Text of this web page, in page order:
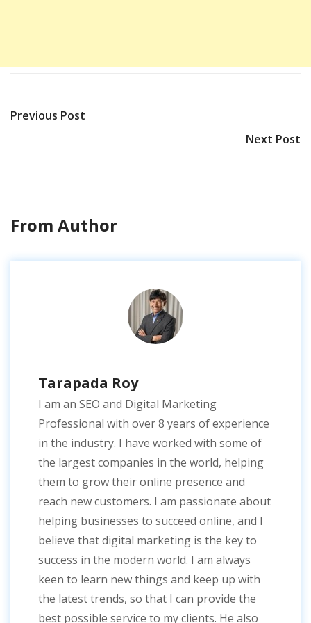
Previous Post
Next Post
From Author
Tarapada Roy
I am an SEO and Digital Marketing
Professional with over 8 years of experience
in the industry. I have worked with some of
the largest companies in the world, helping
them to grow their online presence and
reach new customers. I am passionate about
helping businesses to succeed online, and I
believe that digital marketing is the key to
success in the modern world. I am always
keen to learn new things and keep up with
the latest trends, so that I can provide the
best possible service to my clients. He also